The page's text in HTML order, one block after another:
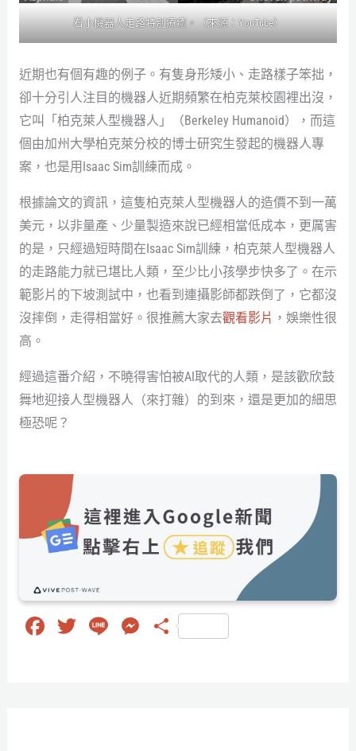
看小機器人走路特別療癒。（來源： YouTube）
近期也有個有趣的例子。有隻身形矮小、走路樣子笨拙，
卻十分引人注目的機器人近期頻繁在柏克萊校園裡出沒，
它叫「柏克萊人型機器人」（Berkeley Humanoid），而這
個由加州大學柏克萊分校的博士研究生發起的機器人專
案，也是用Isaac Sim訓練而成。
根據論文的資訊，這隻柏克萊人型機器人的造價不到一萬
美元，以非量產、少量製造來說已經相當低成本，更厲害
的是，只經過短時間在Isaac Sim訓練，柏克萊人型機器人
的走路能力就已堪比人類，至少比小孩學步快多了。在示
範影片的下坡測試中，也看到連攝影師都跌倒了，它都沒
沒摔倒，走得相當好。很推薦大家去觀看影片 ，娛樂性很
高。
經過這番介紹，不曉得害怕被AI取代的人類，是該歡欣鼓
舞地迎接人型機器人（來打雜）的到來，還是更加的細思
極恐呢？
Fa
T
Li
M 分